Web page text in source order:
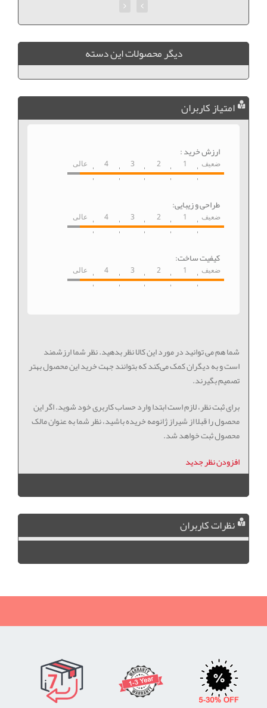
ديگر محصولات اين دسته
امتیاز کاربران
ارزش خرید :
ضعیف 1
2
3
4 عالی
طراحی و زیبایی:
ضعیف 1
2
3
4 عالی
کیفیت ساخت:
ضعیف 1
2
3
4 عالی
شما هم می توانید در مورد این کالا نظر بدهید. نظر شما ارزشمند
است و به دیگران کمک می‌کند که بتوانند جهت خرید این محصول بهتر
تصمیم بگیرند.
برای ثبت نظر، لازم است ابتدا وارد حساب کاربری خود شوید. اگر این
محصول را قبلا از شیراز ژانومه خریده باشید، نظر شما به عنوان مالک
محصول ثبت خواهد شد.
افزودن نظر جدید
نظرات کاربران